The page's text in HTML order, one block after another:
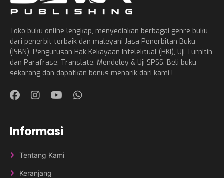
Toko buku online lengkap, menyediakan berbagai genre buku
dari penerbit terbaik dan maleyani Jasa Penerbitan Buku
(ISBN), Pengurusan Hak Kekayaan Intelektual (HKI), Uji Turnitin
dan Parafrase, Translate, Mendeley & Uji SPSS. Beli buku
sekarang dan dapatkan bonus menarik dari kami !
Informasi
Tentang Kami
Keranjang